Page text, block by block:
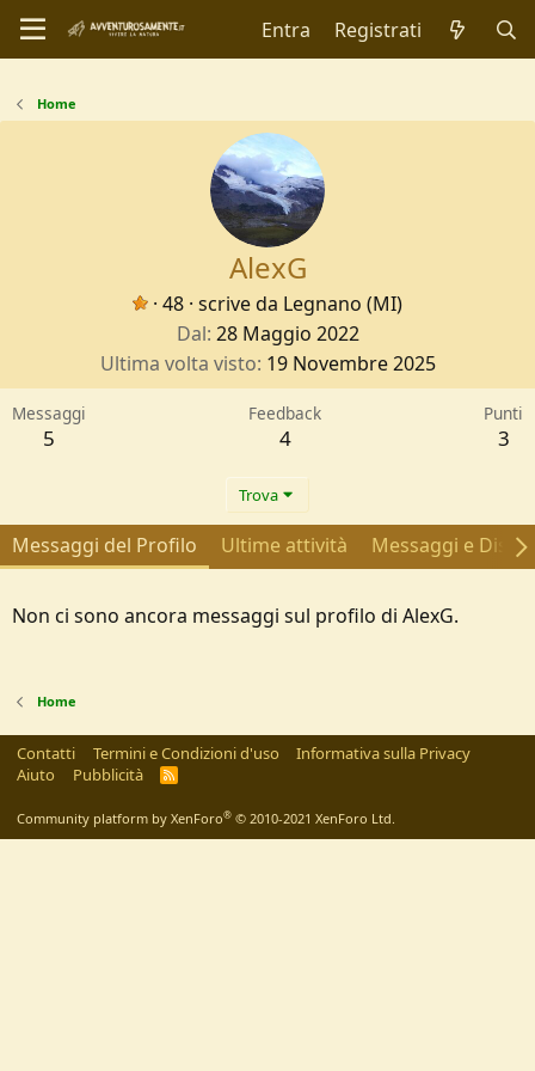
Entra Registrati
Home
AlexG
· 48 · scrive da Legnano (MI)
Dal 28 Maggio 2022
Ultima volta visto 19 Novembre 2025
Messaggi
5
Feedback
4
Punti
3
Trova
Messaggi del Profilo Ultime attività Messaggi e
Non ci sono ancora messaggi sul profilo di AlexG.
Home
Contatti Termini e Condizioni d'uso
Informativa sulla Privacy
Aiuto
Pubblicità
R
Community platform by XenForo® © 2010-2021 XenForo Ltd.